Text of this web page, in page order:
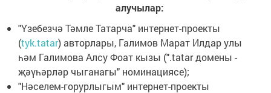
алучылар:
"Үзебезчә Тәмле Татарча" интернет-проекты
(tyk.tatar) авторлары, Галимов Марат Илдар улы
һәм Галимова Алсу Фоат кызы (".tatar домены -
җәүһәрләр чыганагы" номинациясе);
"Нәселем-горурлыгым" интернет-проекты